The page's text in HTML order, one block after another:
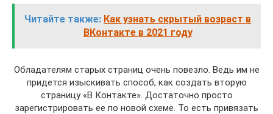
Читайте также: Как узнать скрытый возраст в
ВКонтакте в 2021 году
Обладателям старых страниц очень повезло. Ведь им не
придется изыскивать способ, как создать вторую
страницу «В Контакте». Достаточно просто
зарегистрировать ее по новой схеме. То есть привязать